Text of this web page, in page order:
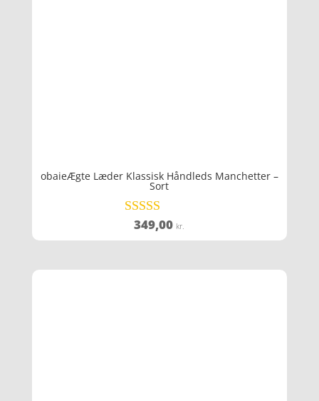
obaieÆgte Læder Klassisk Håndleds Manchetter –
Sort
Vurderet
4.2
349,00 kr.